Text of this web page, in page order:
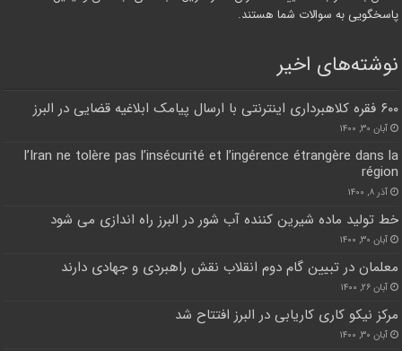
پاسخگویی به سوالات شما هستند.
نوشته‌های اخیر
۶۰۰ فقره کلاهبرداری اینترنتی با ارسال پیامک ابلاغیه قضایی در البرز
آبان ۳۰, ۱۴۰۰
l’Iran ne tolère pas l’insécurité et l’ingérence étrangère dans la
région
آذر ۸, ۱۴۰۰
خط تولید ماده شیرین کننده آب شور در البرز راه اندازی می شود
آبان ۳۰, ۱۴۰۰
معلمان در تبیین گام دوم انقلاب نقش راهبردی و جهادی دارند
آبان ۲۶, ۱۴۰۰
مرکز نیکو کاری کاریابی در البرز افتتاح شد
آبان ۳۰, ۱۴۰۰